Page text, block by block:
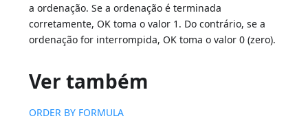
a ordenação. Se a ordenação é terminada
corretamente, OK toma o valor 1. Do contrário, se a
ordenação for interrompida, OK toma o valor 0 (zero).
Ver também
ORDER BY FORMULA